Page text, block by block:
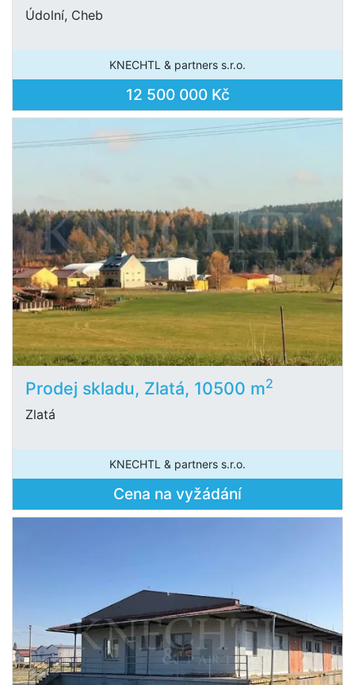
Údolní, Cheb
KNECHTL & partners s.r.o.
12 500 000 Kč
Prodej skladu, Zlatá, 10500 m2
Zlatá
KNECHTL & partners s.r.o.
Cena na vyžádání